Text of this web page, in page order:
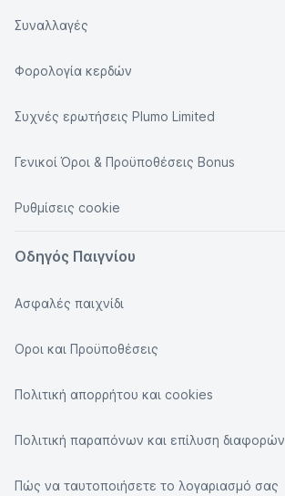
Συναλλαγές
Φορολογία κερδών
Συχνές ερωτήσεις Plumo Limited
Γενικοί Όροι & Προϋποθέσεις Bonus
Ρυθμίσεις cookie
Οδηγός Παιγνίου
Ασφαλές παιχνίδι
Οροι και Προϋποθέσεις
Πολιτική απορρήτου και cookies
Πολιτική παραπόνων και επίλυση διαφορών
Πώς να ταυτοποιήσετε το λογαριασμό σας